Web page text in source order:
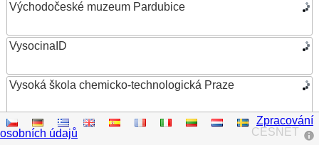
Východočeské muzeum Pardubice
VysocinaID
Vysoká škola chemicko-technologická Praze
Vysoká škola ekonomická v Praze
CESNET
Zpracování
osobních údajů